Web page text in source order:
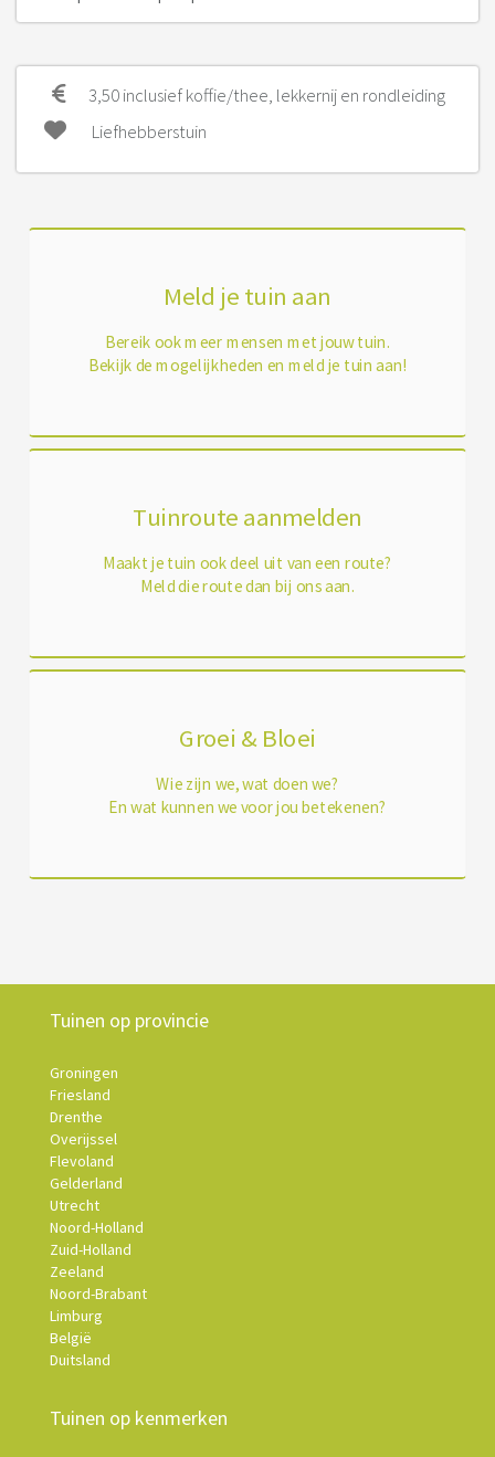
3,50 inclusief koffie/thee, lekkernij en rondleiding
Liefhebberstuin
Meld je tuin aan
Bereik ook meer mensen met jouw tuin.
Bekijk de mogelijkheden en meld je tuin aan!
Tuinroute aanmelden
Maakt je tuin ook deel uit van een route?
Meld die route dan bij ons aan.
Groei & Bloei
Wie zijn we, wat doen we?
En wat kunnen we voor jou betekenen?
Tuinen op provincie
Groningen
Friesland
Drenthe
Overijssel
Flevoland
Gelderland
Utrecht
Noord-Holland
Zuid-Holland
Zeeland
Noord-Brabant
Limburg
België
Duitsland
Tuinen op kenmerken